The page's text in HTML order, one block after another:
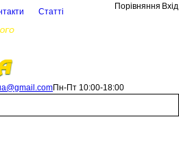
Статті
Порівняння Вхід
Пн-Пт 10:00-18:00